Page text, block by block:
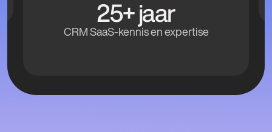
25+ jaar
CRM SaaS-kennis en expertise
Digitale transformatie